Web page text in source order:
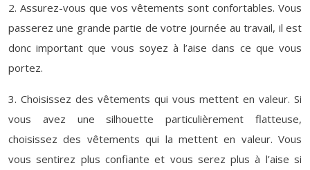
2. Assurez-vous que vos vêtements sont confortables. Vous
passerez une grande partie de votre journée au travail, il est
donc important que vous soyez à l’aise dans ce que vous
portez.
3. Choisissez des vêtements qui vous mettent en valeur. Si
vous avez une silhouette particulièrement flatteuse,
choisissez des vêtements qui la mettent en valeur. Vous
vous sentirez plus confiante et vous serez plus à l’aise si